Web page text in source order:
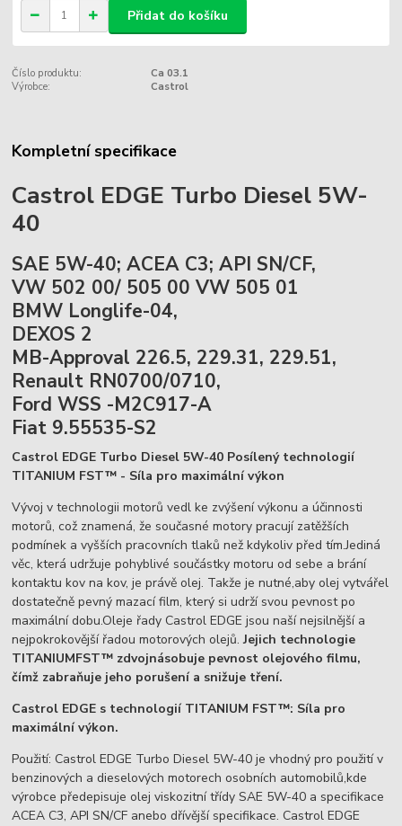
Přidat do košíku
Číslo produktu:
Ca 03.1
Výrobce:
Castrol
Kompletní specifikace
Castrol EDGE Turbo Diesel 5W-
40
SAE 5W-40; ACEA C3; API SN/CF,
VW 502 00/ 505 00 VW 505 01
BMW Longlife-04,
DEXOS 2
MB-Approval 226.5, 229.31, 229.51,
Renault RN0700/0710,
Ford WSS -M2C917-A
Fiat 9.55535-S2
Castrol EDGE Turbo Diesel 5W-40 Posílený technologií
TITANIUM FST™ - Síla pro maximální výkon
Vývoj v technologii motorů vedl ke zvýšení výkonu a účinnosti
motorů, což znamená, že současné motory pracují zatěžších
podmínek a vyšších pracovních tlaků než kdykoliv před tím.Jediná
věc, která udržuje pohyblivé součástky motoru od sebe a brání
kontaktu kov na kov, je právě olej. Takže je nutné,aby olej vytvářel
dostatečně pevný mazací film, který si udrží svou pevnost po
maximální dobu.Oleje řady Castrol EDGE jsou naší nejsilnější a
nejpokrokovější řadou motorových olejů.Jejich technologie
TITANIUMFST™ zdvojnásobuje pevnost olejového filmu,
čímž zabraňuje jeho porušení a snižuje tření.
Castrol EDGE s technologií TITANIUM FST™: Síla pro
maximální výkon.
Použití: Castrol EDGE Turbo Diesel 5W-40 je vhodný pro použití v
benzinových a dieselových motorech osobních automobilů,kde
výrobce předepisuje olej viskozitní třídy SAE 5W-40 a specifikace
ACEA C3, API SN/CF anebo dřívější specifikace. Castrol EDGE